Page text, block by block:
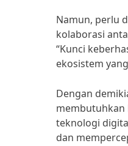
Namun, perlu
kolaborasi
“Kunci
ekosistem
Dengan
membutuhkan
teknologi
dan